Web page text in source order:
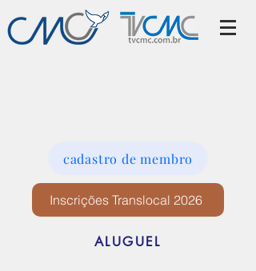
cadastro de membro
Inscrições Translocal 2026
ALUGUEL